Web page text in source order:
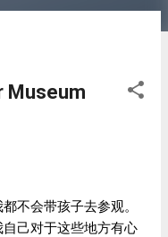
Museum
不会带孩子去参观。
己对于这些地方有心